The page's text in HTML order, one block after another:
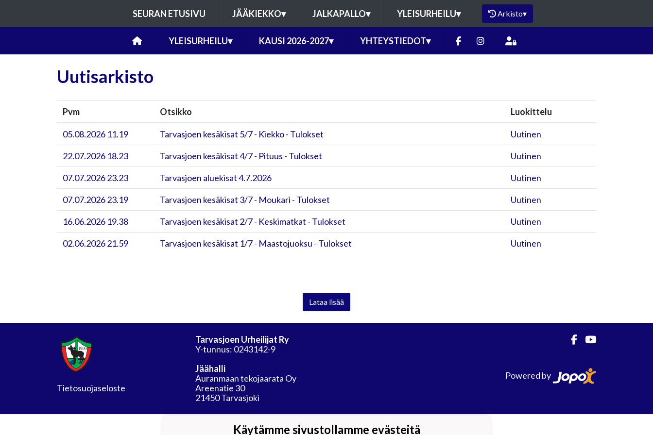
SEURAN ETUSIVU JÄÄKIEKKO▾ JALKAPALLO▾ YLEISURHEILU▾ Arkisto▾
YLEISURHEILU▾ KAUSI 2026-2027▾ YHTEYSTIEDOT▾
Uutisarkisto
Pvm Otsikko Luokittelu
05.08.2026 11.19 Tarvasjoen kesäkisat 5/7 - Kiekko - Tulokset Uutinen
22.07.2026 18.23 Tarvasjoen kesäkisat 4/7 - Pituus - Tulokset Uutinen
07.07.2026 23.23 Tarvasjoen aluekisat 4.7.2026 Uutinen
07.07.2026 23.19 Tarvasjoen kesäkisat 3/7 - Moukari - Tulokset Uutinen
16.06.2026 19.38 Tarvasjoen kesäkisat 2/7 - Keskimatkat - Tulokset Uutinen
02.06.2026 21.59 Tarvasjoen kesäkisat 1/7 - Maastojuoksu - Tulokset Uutinen
Lataa lisää
Tietosuojaseloste
Tarvasjoen Urheilijat Ry
Y-tunnus: 0243142-9
Jäähalli
Auranmaan tekojaarata Oy
Areenatie 30
21450 Tarvasjoki
Powered by
Käytämme sivustollamme evästeitä